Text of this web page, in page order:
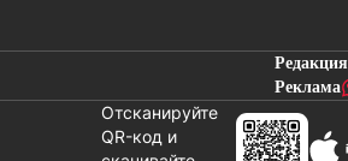
Редакция
Реклама
Отсканируйте
QR-код и